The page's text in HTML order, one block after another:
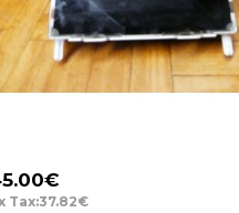
Tax:37.82€